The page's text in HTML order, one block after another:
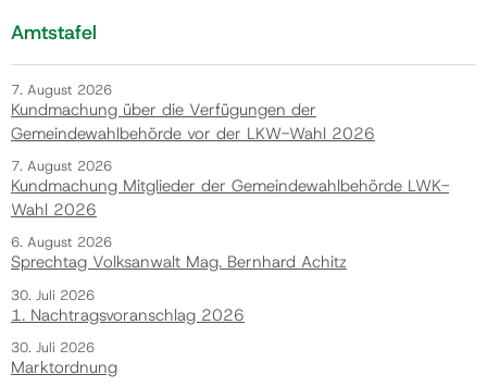
Amtstafel
7. August 2026
Kundmachung über die Verfügungen der
Gemeindewahlbehörde vor der LKW-Wahl 2026
7. August 2026
Kundmachung Mitglieder der Gemeindewahlbehörde LWK-
Wahl 2026
6. August 2026
Sprechtag Volksanwalt Mag. Bernhard Achitz
30. Juli 2026
1. Nachtragsvoranschlag 2026
30. Juli 2026
Marktordnung